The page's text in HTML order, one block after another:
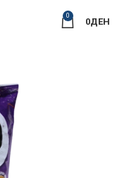
0
0ДЕН